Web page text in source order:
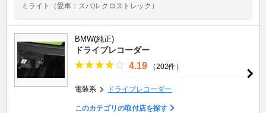
ミライト
（愛車：スバル クロストレック）
BMW(純正)
ドライブレコーダー
4.19 （202件）
電装系 ドライブレコーダー
このカテゴリの取付店を探す